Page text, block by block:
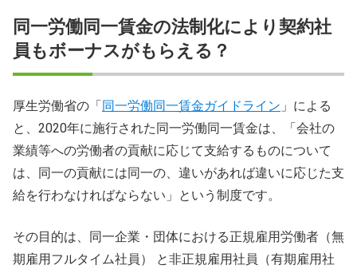
同一労働同一賃金の法制化により契約社
員もボーナスがもらえる？
厚生労働省の「 同一労働同一賃金ガイドライン 」による
と、2020年に施行された同一労働同一賃金は、「会社の
業績等への労働者の貢献に応じて支給するものについて
は、同一の貢献には同一の、違いがあれば違いに応じた支
給を行わなければならない」という制度です。
その目的は、同一企業・団体における正規雇用労働者（無
期雇用フルタイム社員） と非正規雇用社員（有期雇用社